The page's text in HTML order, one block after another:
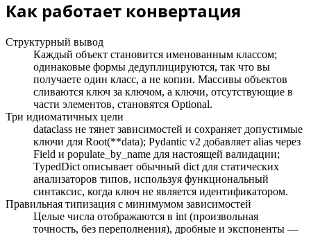
Как работает конвертация
Структурный вывод
Каждый объект становится именованным классом;
одинаковые формы дедуплицируются, так что вы
получаете один класс, а не копии. Массивы объектов
сливаются ключ за ключом, а ключи, отсутствующие в
части элементов, становятся Optional.
Три идиоматичных цели
dataclass не тянет зависимостей и сохраняет допустимые
ключи для Root(**data); Pydantic v2 добавляет alias через
Field и populate_by_name для настоящей валидации;
TypedDict описывает обычный dict для статических
анализаторов типов, используя функциональный
синтаксис, когда ключ не является идентификатором.
Правильная типизация с минимумом зависимостей
Целые числа отображаются в int (произвольная
точность, без переполнения), дробные и экспоненты —